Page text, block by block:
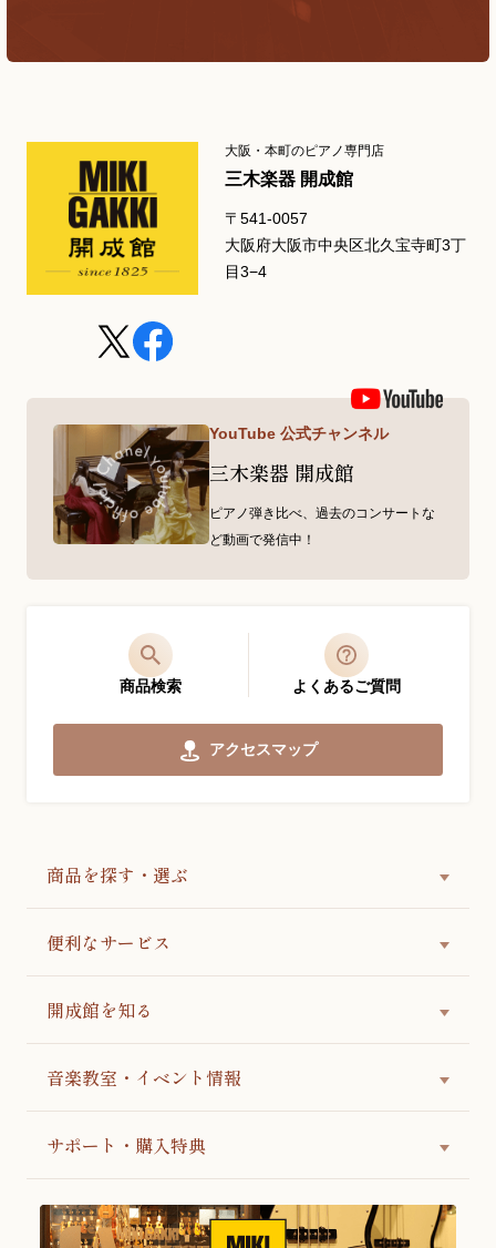
大阪・本町のピアノ専門店
三木楽器 開成館
〒541-0057
大阪府大阪市中央区北久宝寺町3丁
目3−4
YouTube 公式チャンネル
三木楽器 開成館
ピアノ弾き比べ、過去のコンサートな
ど動画で発信中！
商品検索 よくあるご質問
アクセスマップ
商品を探す・選ぶ
便利なサービス
開成館を知る
音楽教室・イベント情報
サポート・購入特典